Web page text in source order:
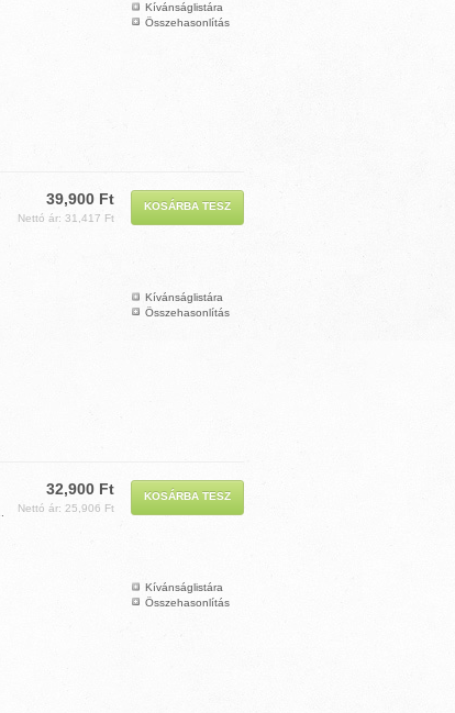
Kívánságlistára
Összehasonlítás
Kívánságlistára
Összehasonlítás
39,900 Ft
Nettó ár: 31,417 Ft
Kívánságlistára
Összehasonlítás
32,900 Ft
Nettó ár: 25,906 Ft